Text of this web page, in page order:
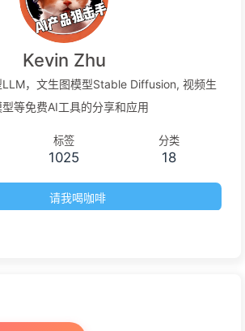
Kevin Zhu
，文生图模型Stable Diffusion, 视频生
型等免费AI工具的分享和应用
标签
1025
分类
18
请我喝咖啡